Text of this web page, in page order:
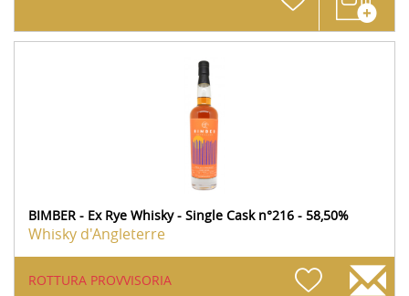
BIMBER - Ex Rye Whisky - Single Cask n°216 - 58,50%
Whisky d'Angleterre
ROTTURA PROVVISORIA